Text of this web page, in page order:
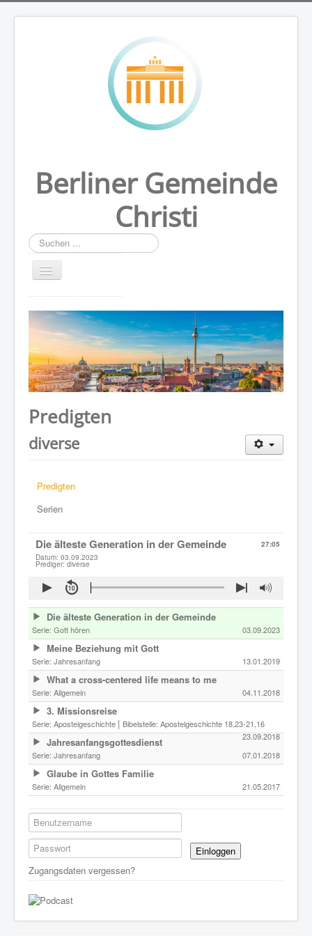
Berliner Gemeinde
Christi
Suchen
...
WER WIR SIND
GOTTESDIENST
PREDIGTEN
KONTAKT
Predigten
diverse
Predigten
Serien
27:05
Die älteste Generation in der Gemeinde
Datum: 03.09.2023
Prediger: diverse
Die älteste Generation in der Gemeinde
Serie: Gott hören 03.09.2023
Meine Beziehung mit Gott
Serie: Jahresanfang 13.01.2019
What a cross-centered life means to me
Serie: Allgemein 04.11.2018
3. Missionsreise
Serie: Apostelgeschichte | Bibelstelle: Apostelgeschichte 18,23-21,16
23.09.2018
Jahresanfangsgottesdienst
Serie: Jahresanfang 07.01.2018
Glaube in Gottes Familie
Serie: Allgemein 21.05.2017
Einloggen
Zugangsdaten vergessen?